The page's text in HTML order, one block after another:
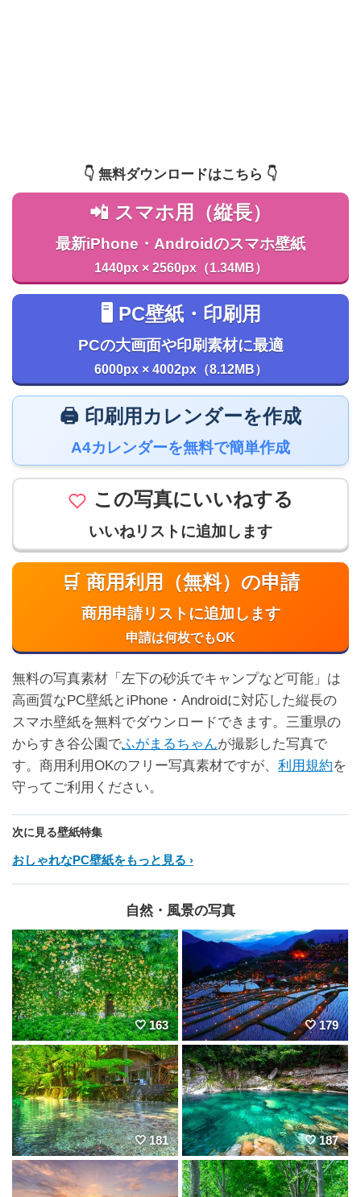
👇️ 無料ダウンロードはこちら 👇️
📲 スマホ用（縦長）
最新iPhone・Androidのスマホ壁紙
1440px × 2560px（1.34MB）
🖥️ PC壁紙・印刷用
PCの大画面や印刷素材に最適
6000px × 4002px（8.12MB）
🖨️ 印刷用カレンダーを作成
A4カレンダーを無料で簡単作成
この写真にいいねする
いいねリストに追加します
🛒 商用利用（無料）の申請
商用申請リストに追加します
申請は何枚でもOK
無料の写真素材「左下の砂浜でキャンプなど可能」は
高画質なPC壁紙とiPhone・Androidに対応した縦長の
スマホ壁紙を無料でダウンロードできます。三重県の
からすき谷公園でふがまるちゃんが撮影した写真で
す。商用利用OKのフリー写真素材ですが、 利用規約を
守ってご利用ください。
次に見る壁紙特集
おしゃれなPC壁紙をもっと見る
自然・風景の写真
163 179
181 187